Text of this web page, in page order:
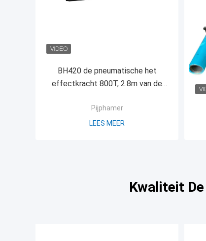
BH420 de pneumatische het
effectkracht 800T, 2.8m van de
Pijphamer
LEES MEER
Kwaliteit